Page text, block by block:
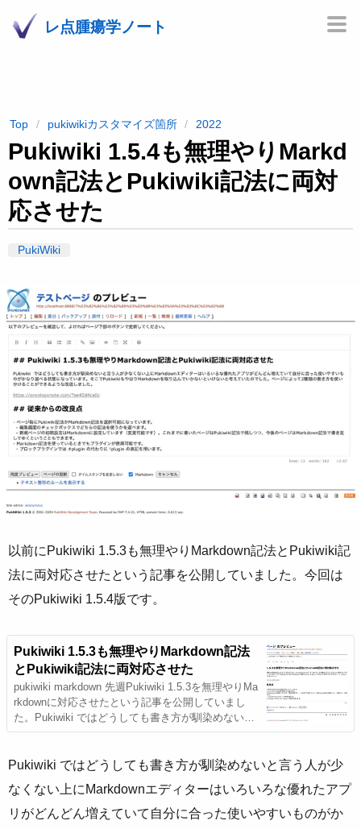
レ点腫瘍学ノート
Top pukiwikiカスタマイズ箇所 2022
Pukiwiki 1.5.4も無理やりMarkd
own記法とPukiwiki記法に両対
応させた
PukiWiki
以前にPukiwiki 1.5.3も無理やりMarkdown記法とPukiwiki記
法に両対応させたという記事を公開していました。今回は
そのPukiwiki 1.5.4版です。
Pukiwiki 1.5.3も無理やりMarkdown記法
とPukiwiki記法に両対応させた
pukiwiki markdown 先週Pukiwiki 1.5.3を無理やりMa
rkdownに対応させたという記事を公開していまし
た。Pukiwiki ではどうしても書き方が馴染めないと
言う人が少なくない上にMarkdownエディターはい
合った使いやすいものがかなり選べる状態になって
Pukiwiki ではどうしても書き方が馴染めないと言う人が少
なくない上にMarkdownエディターはいろいろな優れたアプ
リがどんどん増えていて自分に合った使いやすいものがか